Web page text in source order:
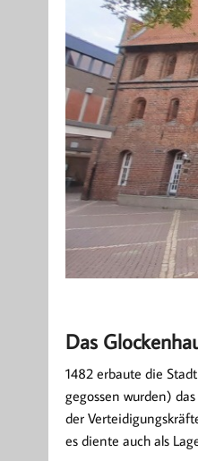
Das
1482 erbaute die
gegossen wurden)
der
es diente auch als